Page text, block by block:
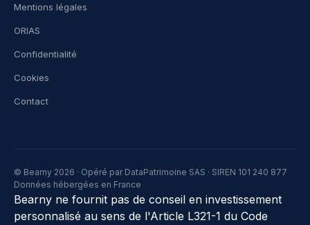
Mentions légales
ORIAS
Confidentialité
Cookies
Contact
© Bearny 2026 · Opéré par DataPatrimoine SAS · SIREN 101 240 877
Données hébergées en France
Bearny ne fournit pas de conseil en investissement
personnalisé au sens de l'Article L321-1 du Code